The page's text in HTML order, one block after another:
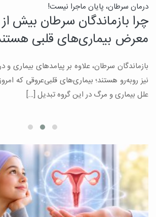
درمان سرطان، پایان ماجرا نیست!
چرا بازماندگان سرطان بیش
معرض بیماری‌های قلبی
بازماندگان سرطان، علاوه بر پیامدهای بیماری و
نیز روبه‌رو هستند؛ بیماری‌های قلبی‌عروقی که
علل بیماری و مرگ در این گروه تبدیل […]